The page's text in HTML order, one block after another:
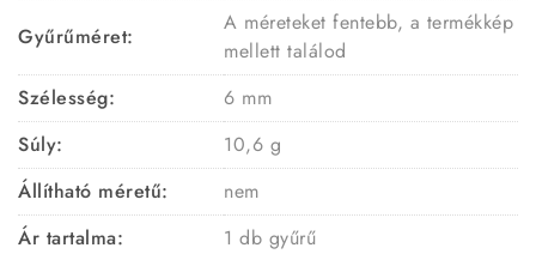
Gyűrűméret:
A méreteket fentebb, a termékkép
mellett találod
Szélesség:
6 mm
Súly:
10,6 g
Állítható méretű:
nem
Ár tartalma:
1 db gyűrű